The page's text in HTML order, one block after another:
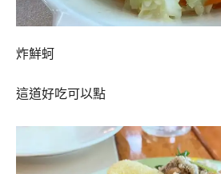
炸鮮蚵
這道好吃可以點